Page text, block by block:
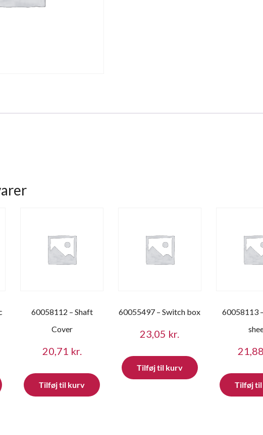
60058112 – Shaft
Cover
20,71 kr.
Tilføj til kurv
60055497 – Switch box
23,05 kr.
Tilføj til kurv
60058113
21,88
Tilføj